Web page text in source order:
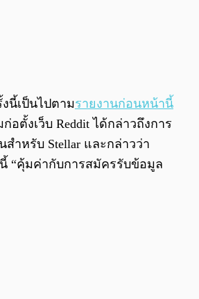
นี้เป็นไปตามรายงานก่อนหน้านี้
อตั้งเว็บ Reddit ได้กล่าวถึงการ
ำหรับ Stellar และกล่าวว่า
นี้ “คุ้มค่ากับการสมัครรับข้อมูล